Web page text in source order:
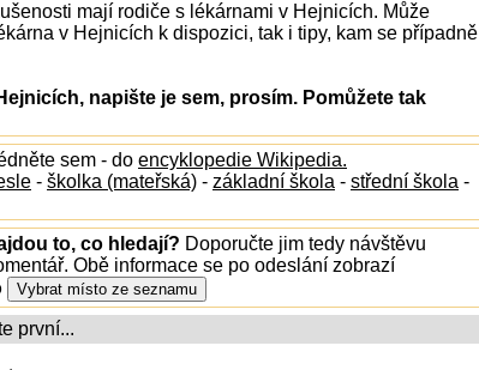
mají rodiče s lékárnami v Hejnicích. Může
v Hejnicích k dispozici, tak i tipy, kam se případně
napište je sem, prosím. Pomůžete tak
sem - do encyklopedie Wikipedia.
- školka (mateřská) - základní škola - střední škola -
to, co hledají? Doporučte jim tedy návštěvu
Obě informace se po odeslání zobrazí
první...